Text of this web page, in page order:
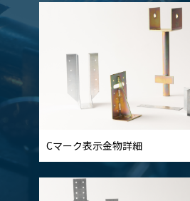
Cマーク表示金物詳細